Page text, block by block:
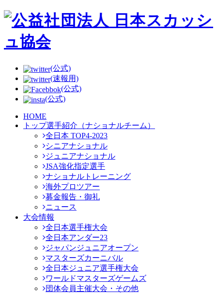
(公式)
(速報用)
(公式)
(公式)
HOME
トップ選手紹介（ナショナルチーム）
全日本 TOP4-2023
シニアナショナル
ジュニアナショナル
JSA強化指定選手
ナショナルトレーニング
海外プロツアー
募金報告・御礼
ニュース
大会情報
全日本選手権大会
全日本アンダー23
ジャパンジュニアオープン
マスターズカーニバル
全日本ジュニア選手権大会
ワールドマスターズゲームズ
団体会員主催大会・その他